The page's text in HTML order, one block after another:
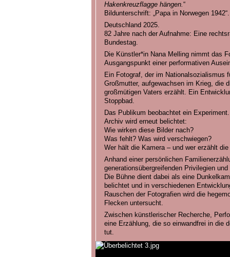
Hakenkreuzflagge hängen.“
Bildunterschrift: „Papa in Norwegen 1942“.
Deutschland 2025.
82 Jahre nach der Aufnahme: Eine
Bundestag.
Die Künstler*in Nana Melling nimmt das
Ausgangspunkt einer performativen
Ein Fotograf, der im Nationalsozialismus
Großmutter, aufgewachsen im Krieg, die
großmütigen Vaters erzählt. Ein
Stoppbad.
Das Publikum beobachtet ein
Archiv wird erneut belichtet:
Wie wirken diese Bilder nach?
Was fehlt? Was wird verschwiegen?
Wer hält die Kamera – und wer erzählt
Anhand einer persönlichen
generationsübergreifenden Privilegien
Die Bühne dient dabei als eine
belichtet und in verschiedenen
Rauschen der Fotografien wird die
Flecken untersucht.
Zwischen künstlerischer Recherche,
eine Erzählung, die so einwandfrei in die
tut.